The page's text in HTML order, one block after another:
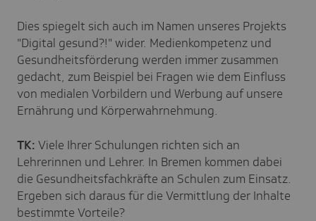
Dies spiegelt sich auch im Namen unseres Projekts
"Digital gesund?!" wider. Medienkompetenz und
Gesundheitsförderung werden immer zusammen
gedacht, zum Beispiel bei Fragen wie dem Einfluss
von medialen Vorbildern und Werbung auf unsere
Ernährung und Körperwahrnehmung.
TK: Viele Ihrer Schulungen richten sich an
Lehrerinnen und Lehrer. In Bremen kommen dabei
die Gesundheitsfachkräfte an Schulen zum Einsatz.
Ergeben sich daraus für die Vermittlung der Inhalte
bestimmte Vorteile?